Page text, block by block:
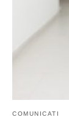
COMUNICATI